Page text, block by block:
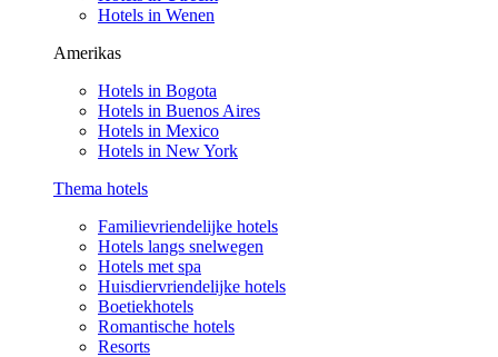
Hotels in Wenen
Amerikas
Hotels in Bogota
Hotels in Buenos Aires
Hotels in Mexico
Hotels in New York
Thema hotels
Familievriendelijke hotels
Hotels langs snelwegen
Hotels met spa
Huisdiervriendelijke hotels
Boetiekhotels
Romantische hotels
Resorts